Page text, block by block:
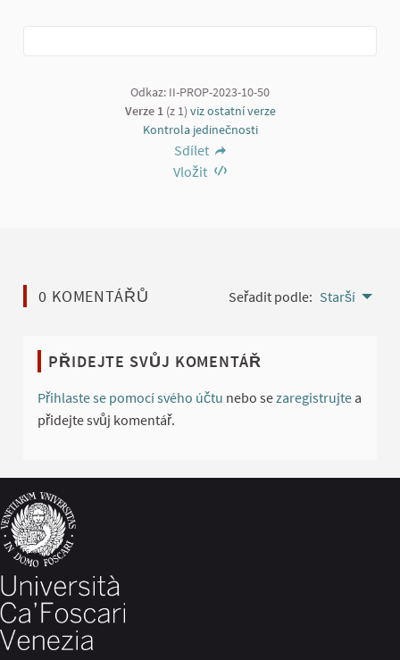
Odkaz: II-PROP-2023-10-50
Verze 1(z 1) viz ostatní verze
Kontrola jedinečnosti
Sdílet
Vložit
0 KOMENTÁŘŮ Seřadit podle: Starší
PŘIDEJTE SVŮJ KOMENTÁŘ
Přihlaste se pomocí svého účtu nebo sezaregistrujte a
přidejte svůj komentář.